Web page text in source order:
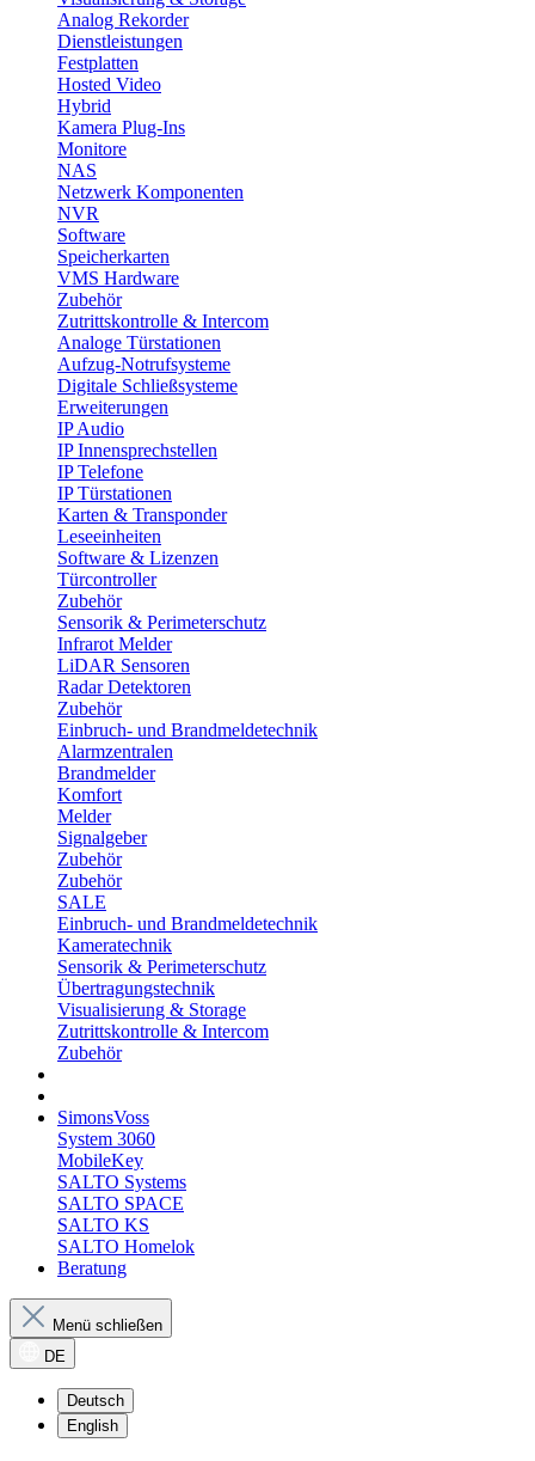
Analog Rekorder
Dienstleistungen
Festplatten
Hosted Video
Hybrid
Kamera Plug-Ins
Monitore
NAS
Netzwerk Komponenten
NVR
Software
Speicherkarten
VMS Hardware
Zubehör
Zutrittskontrolle & Intercom
Analoge Türstationen
Aufzug-Notrufsysteme
Digitale Schließsysteme
Erweiterungen
IP Audio
IP Innensprechstellen
IP Telefone
IP Türstationen
Karten & Transponder
Leseeinheiten
Software & Lizenzen
Türcontroller
Zubehör
Sensorik & Perimeterschutz
Infrarot Melder
LiDAR Sensoren
Radar Detektoren
Zubehör
Einbruch- und Brandmeldetechnik
Alarmzentralen
Brandmelder
Komfort
Melder
Signalgeber
Zubehör
Zubehör
SALE
Einbruch- und Brandmeldetechnik
Kameratechnik
Sensorik & Perimeterschutz
Übertragungstechnik
Visualisierung & Storage
Zutrittskontrolle & Intercom
Zubehör
SimonsVoss
System 3060
MobileKey
SALTO Systems
SALTO SPACE
SALTO KS
SALTO Homelok
Beratung
Menü schließen
DE
Deutsch
English